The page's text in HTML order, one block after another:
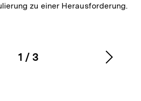
zu einer Herausforderung.
Karussellinhalt
1
von
/ 3